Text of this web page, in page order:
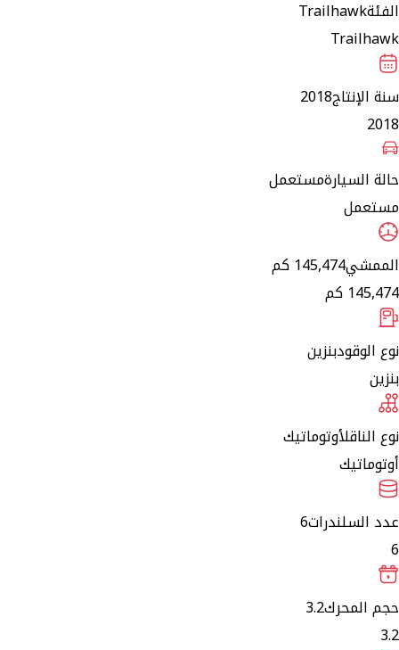
الفئةTrailhawk
Trailhawk
سنة الإنتاج2018
2018
حالة السيارةمستعمل
مستعمل
الممشي145,474 كم
145,474 كم
نوع الوقودبنزين
بنزين
نوع الناقلأوتوماتيك
أوتوماتيك
عدد السلندرات6
6
حجم المحرك3.2
3.2